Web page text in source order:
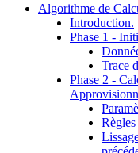
Algorithme de
Introduction.
Phase 1 -
Trace
Phase 2 -